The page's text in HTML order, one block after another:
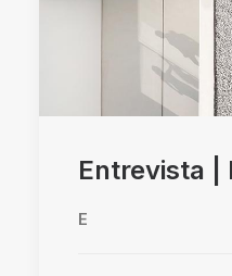
Entrevista |
E